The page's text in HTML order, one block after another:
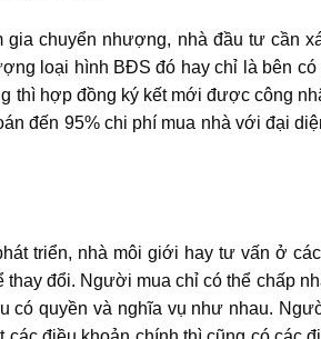
gia chuyển nhượng, nhà đầu tư cần
loại hình BĐS đó hay chỉ là bên có
thì hợp đồng ký kết mới được công
đến 95% chi phí mua nhà với đại
triển, nhà môi giới hay tư vấn ở
đổi. Người mua chỉ có thể chấp
có quyền và nghĩa vụ như nhau.